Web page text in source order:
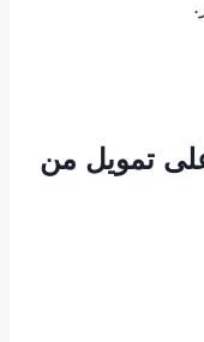
تمويل من